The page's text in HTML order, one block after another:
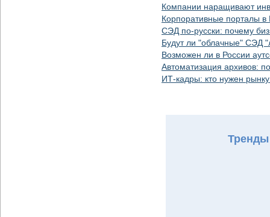
Компании наращивают
Корпоративные порталы в
СЭД по-русски: почему
Будут ли "облачные" СЭД
Возможен ли в России
Автоматизация архивов:
ИТ-кадры: кто нужен
Тренды